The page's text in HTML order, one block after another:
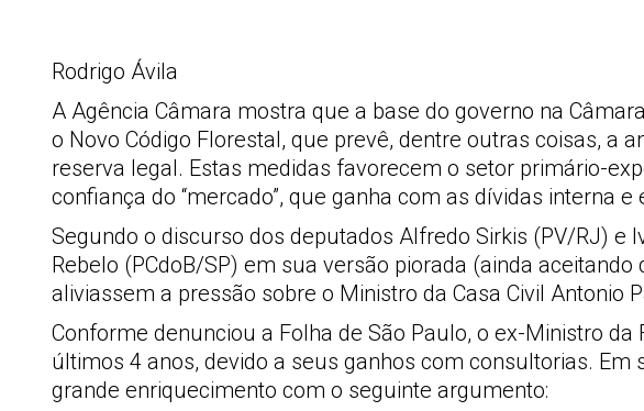
Rodrigo Ávila
A Agência Câmara mostra que a base do governo na
o Novo Código Florestal, que prevê, dentre outras coisas, a
reserva legal. Estas medidas favorecem o setor primário-
confiança do “mercado”, que ganha com as dívidas interna e
Segundo o discurso dos deputados Alfredo Sirkis (PV/RJ) e
Rebelo (PCdoB/SP) em sua versão piorada (ainda
aliviassem a pressão sobre o Ministro da Casa Civil Antonio
Conforme denunciou a Folha de São Paulo, o ex-Ministro
últimos 4 anos, devido a seus ganhos com consultorias.
grande enriquecimento com o seguinte argumento: